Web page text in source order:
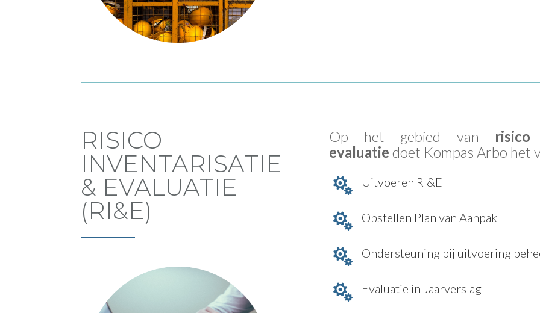
RISICO
INVENTARISATIE
& EVALUATIE
(RI&E)
Op het gebied van
evaluatie doet Kompas Arbo het
 Uitvoeren RI&E
 Opstellen Plan van Aanpak
 Ondersteuning bij uitvoering
 Evaluatie in Jaarverslag